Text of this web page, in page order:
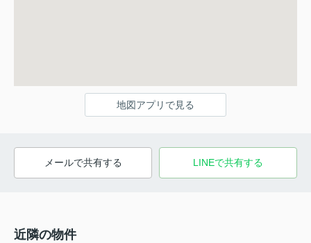
地図アプリで見る
メールで共有する LINEで共有する
近隣の物件